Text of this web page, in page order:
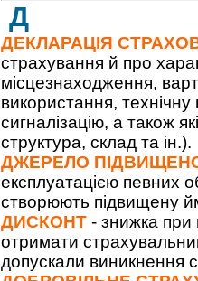
Д
ДЕКЛАРАЦІЯ
страхування й про
місцезнаходження,
використання,
сигналізацію, а також
структура, склад та ін.).
ДЖЕРЕЛО
експлуатацією певних
створюють підвищену
ДИСКОНТ - знижка при
отримати
допускали виникнення